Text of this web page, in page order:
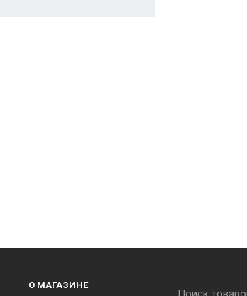
О МАГАЗИНЕ